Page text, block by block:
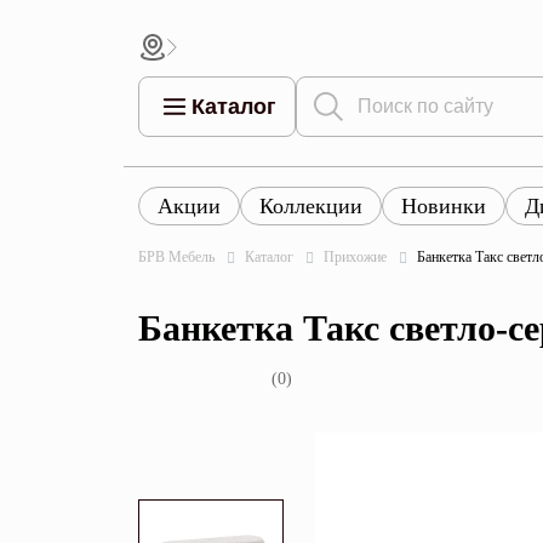
Каталог
Все товары
Шкафы
Кровати
Все
Все товары каталога
Акции Коллекции Новинки
БРВ Мебель Каталог Прихожие Банкетка Такс
Банкетка Такс светло-
(0)